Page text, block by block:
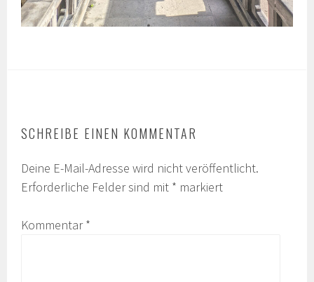
SCHREIBE EINEN KOMMENTAR
Deine E-Mail-Adresse wird nicht veröffentlicht.
Erforderliche Felder sind mit * markiert
Kommentar*